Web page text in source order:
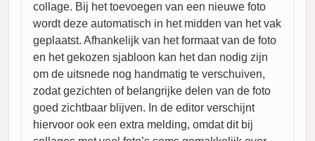
collage. Bij het toevoegen van een nieuwe foto
wordt deze automatisch in het midden van het vak
geplaatst. Afhankelijk van het formaat van de foto
en het gekozen sjabloon kan het dan nodig zijn
om de uitsnede nog handmatig te verschuiven,
zodat gezichten of belangrijke delen van de foto
goed zichtbaar blijven. In de editor verschijnt
hiervoor ook een extra melding, omdat dit bij